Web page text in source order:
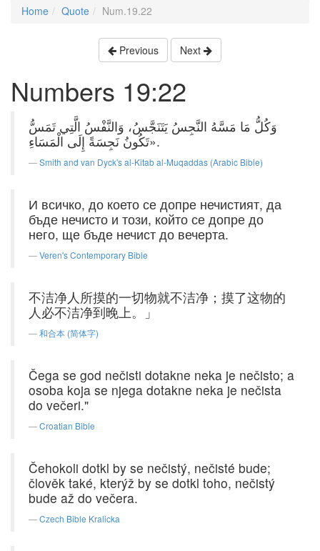
Home Quote Num.19.22
Previous Next
Numbers 19:22
وَكُلُّ مَا مَسَّهُ النَّجِسُ يَتَنَجَّسُ، وَالنَّفْسُ الَّتِي تَمَسُّ
تَكُونُ نَجِسَةً إِلَى الْمَسَاءِ».
Smith and van Dyck's al-Kitab al-Muqaddas (Arabic Bible)
И всичко, до което се допре нечистият, да
бъде нечисто и този, който се допре до
него, ще бъде нечист до вечерта.
Veren's Contemporary Bible
不洁净人所摸的一切物就不洁净；摸了这物的
人必不洁净到晚上。」
和合本 (简体字)
Čega se god nečisti dotakne neka je nečisto; a
osoba koja se njega dotakne neka je nečista
do večeri."
Croatian Bible
Čehokoli dotkl by se nečistý, nečisté bude;
člověk také, kterýž by se dotkl toho, nečistý
bude až do večera.
Czech Bible Kralicka